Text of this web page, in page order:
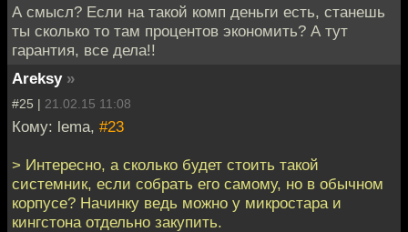
А смысл? Если на такой комп деньги есть, станешь
ты сколько то там процентов экономить? А тут
гарантия, все дела!!
Areksy »
#25 | 21.02.15 11:08
Кому: lema, #23
> Интересно, а сколько будет стоить такой
системник, если собрать его самому, но в обычном
корпусе? Начинку ведь можно у микростара и
кингстона отдельно закупить.